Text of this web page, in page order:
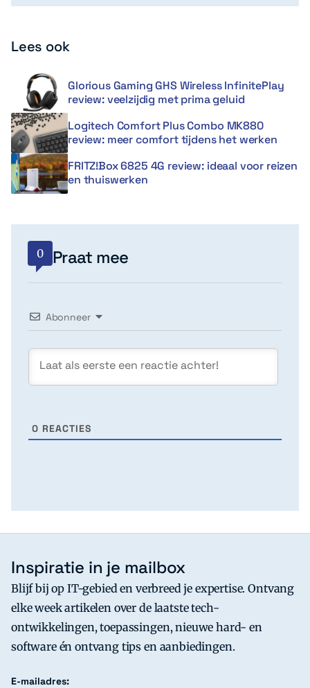
Lees ook
Glorious Gaming GHS Wireless InfinitePlay
review: veelzijdig met prima geluid
Logitech Comfort Plus Combo MK880
review: meer comfort tijdens het werken
FRITZ!Box 6825 4G review: ideaal voor reizen
en thuiswerken
0 Praat mee
Abonneer
0 REACTIES
Inspiratie in je mailbox
Blijf bij op IT-gebied en verbreed je expertise. Ontvang
elke week artikelen over de laatste tech-
ontwikkelingen, toepassingen, nieuwe hard- en
software én ontvang tips en aanbiedingen.
E-mailadres: